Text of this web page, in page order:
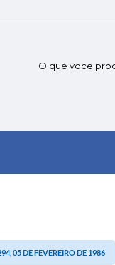
O que voce
05 DE FEVEREIRO DE 1986